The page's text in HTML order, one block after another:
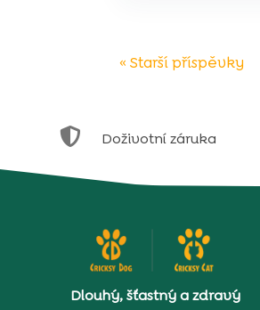
« Starší příspěvky
 Doživotní záruka
Dlouhý, šťastný a zdravý